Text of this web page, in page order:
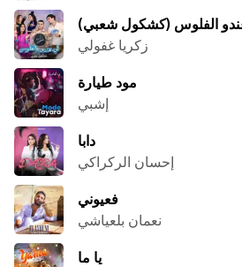
الفلوس (كشكول شعبي)
زكريا غفولي
مود طيارة
إشبي
دابا
إحسان الركراكي
فعيوني
نعمان بلعياشي
يا ما